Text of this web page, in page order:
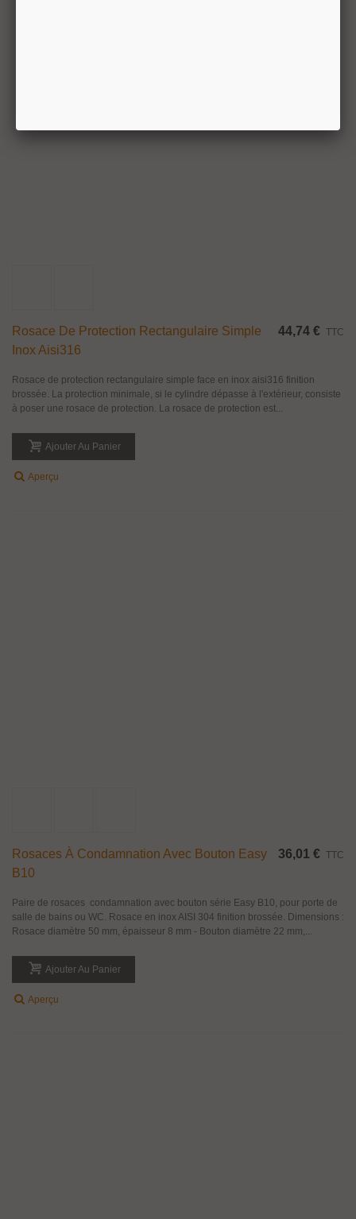
Rosace De Protection Rectangulaire Simple
Inox Aisi316
44,74 € TTC
Rosace de protection rectangulaire simple face en inox aisi316 finition
brossée. La protection minimale, si le cylindre dépasse à l'extérieur, consiste
à poser une rosace de protection. La rosace de protection est...
Ajouter Au Panier
Aperçu
Rosaces À Condamnation Avec Bouton Easy
B10
36,01 € TTC
Paire de rosaces condamnation avec bouton série Easy B10, pour porte de
salle de bains ou WC. Rosace en inox AISI 304 finition brossée. Dimensions :
Rosace diamètre 50 mm, épaisseur 8 mm - Bouton diamètre 22 mm,...
Ajouter Au Panier
Aperçu